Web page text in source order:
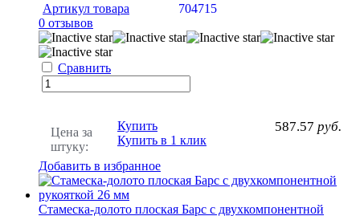
Артикул товара
704715
0 отзывов
Сравнить
Цена за
штуку:
587.57 руб.
Купить
Купить в 1 клик
Добавить в избранное
Стамеска-долото плоская Барс с двухкомпонентной